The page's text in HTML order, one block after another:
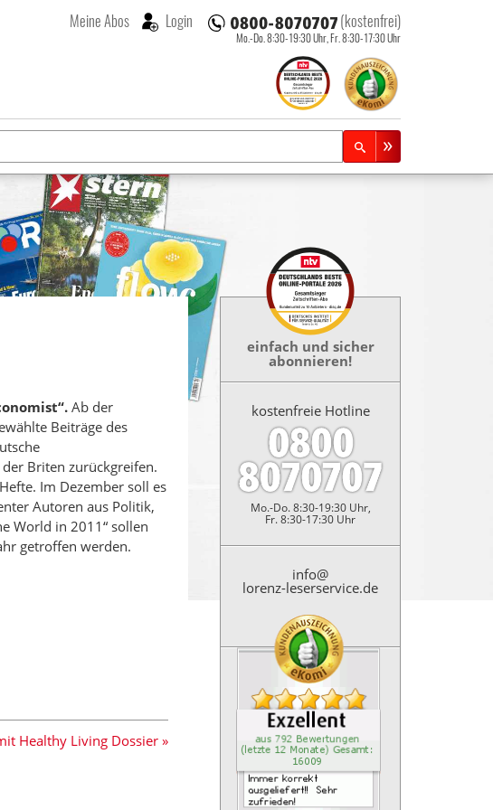
(kostenfrei)
Mo.-Do. 8:30-19:30 Uhr, Fr. 8:30-17:30 Uhr
Meine Abos Login
Ab der
Beiträge des
Briten zurückgreifen.
Im Dezember soll es
Autoren aus Politik,
World in 2011“ sollen
getroffen werden.
Healthy Living Dossier »
einfach und sicher
abonnieren!
kostenfreie Hotline
Mo.-Do. 8:30-19:30 Uhr,
Fr. 8:30-17:30 Uhr
info@
lorenz-leserservice.de
Kundenbewertung: 4.9
Immer korrekt ausgeliefert!!